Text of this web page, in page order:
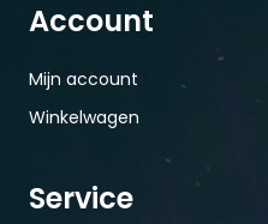
Account
Mijn account
Winkelwagen
Service